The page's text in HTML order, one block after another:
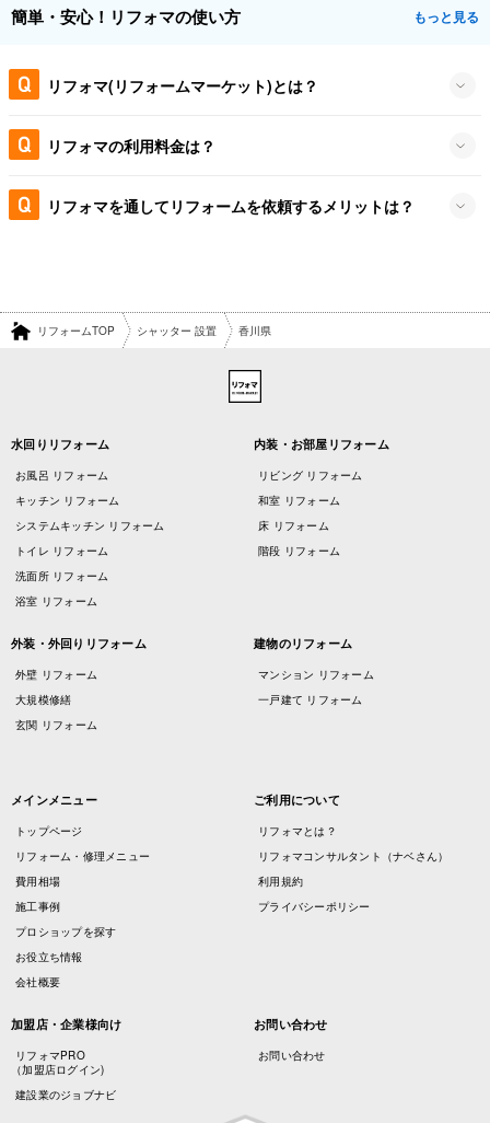
簡単・安心！リフォマの使い方 もっと見る
リフォマ(リフォームマーケット)とは？
リフォマの利用料金は？
リフォマを通してリフォームを依頼するメリットは？
リフォームTOP シャッター 設置 香川県
水回りリフォーム
お風呂 リフォーム
キッチン リフォーム
システムキッチン リフォーム
トイレ リフォーム
洗面所 リフォーム
浴室 リフォーム
内装・お部屋リフォーム
リビング リフォーム
和室 リフォーム
床 リフォーム
階段 リフォーム
外装・外回りリフォーム
外壁 リフォーム
大規模修繕
玄関 リフォーム
建物のリフォーム
マンション リフォーム
一戸建て リフォーム
メインメニュー
トップページ
リフォーム・修理メニュー
費用相場
施工事例
プロショップを探す
お役立ち情報
会社概要
ご利用について
リフォマとは？
リフォマコンサルタント（ナベさん）
利用規約
プライバシーポリシー
加盟店・企業様向け
リフォマPRO
（加盟店ログイン)
建設業のジョブナビ
お問い合わせ
お問い合わせ